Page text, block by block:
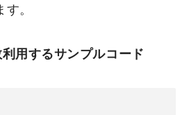
。
用するサンプルコード